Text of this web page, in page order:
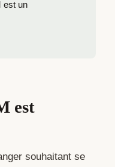
est un
est
souhaitant se